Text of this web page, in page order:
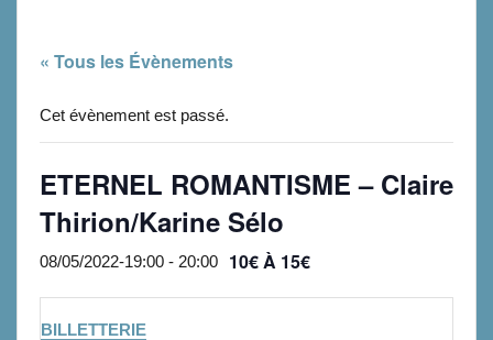
« Tous les Évènements
Cet évènement est passé.
ETERNEL ROMANTISME – Claire
Thirion/Karine Sélo
08/05/2022-19:00 - 20:00 10€ À 15€
BILLETTERIE